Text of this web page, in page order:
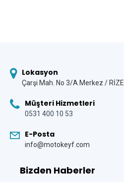
Lokasyon
Çarşi Mah. No 3/A Merkez / RİZE
Müşteri Hizmetleri
0531 400 10 53
E-Posta
info@motokeyf.com
Bizden Haberler